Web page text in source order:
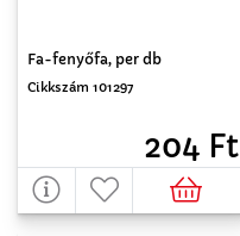
Fa-fenyőfa, per db
Cikkszám 101297
204 Ft